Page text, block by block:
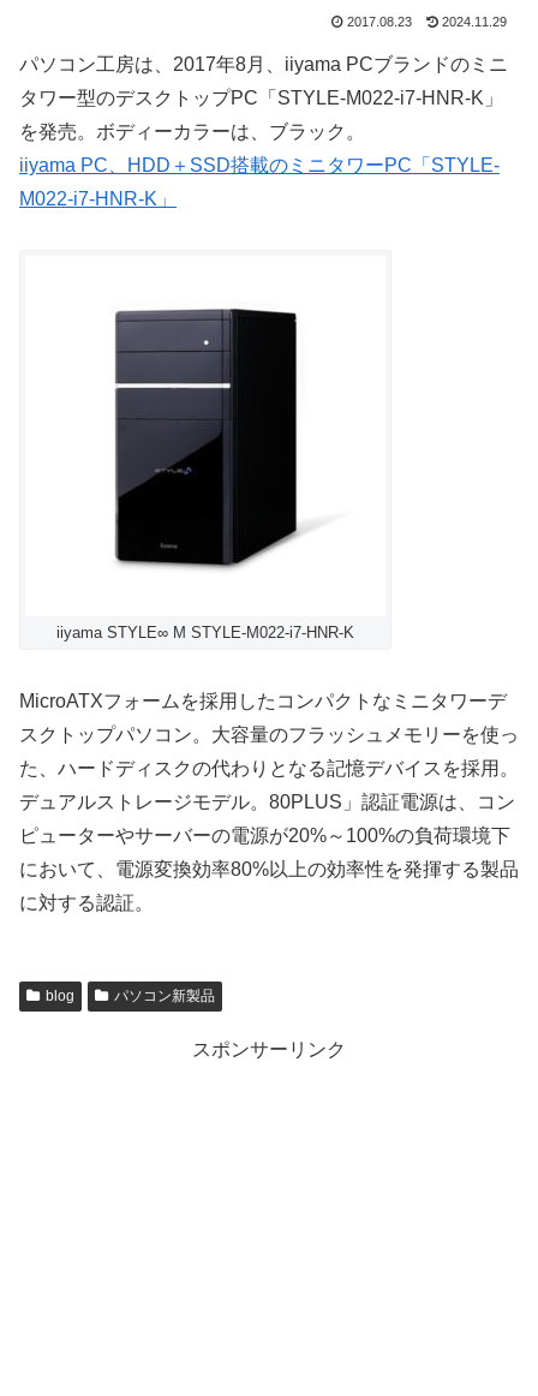
2017.08.23 2024.11.29
パソコン工房は、2017年8月、iiyama PCブランドのミニ
タワー型のデスクトップPC「STYLE-M022-i7-HNR-K」
を発売。ボディーカラーは、ブラック。
iiyama PC、HDD＋SSD搭載のミニタワーPC「STYLE-
M022-i7-HNR-K」
iiyama STYLE∞ M STYLE-M022-i7-HNR-K
MicroATXフォームを採用したコンパクトなミニタワーデ
スクトップパソコン。大容量のフラッシュメモリーを使っ
た、ハードディスクの代わりとなる記憶デバイスを採用。
デュアルストレージモデル。80PLUS」認証電源は、コン
ピューターやサーバーの電源が20%～100%の負荷環境下
において、電源変換効率80%以上の効率性を発揮する製品
に対する認証。
blog パソコン新製品
スポンサーリンク